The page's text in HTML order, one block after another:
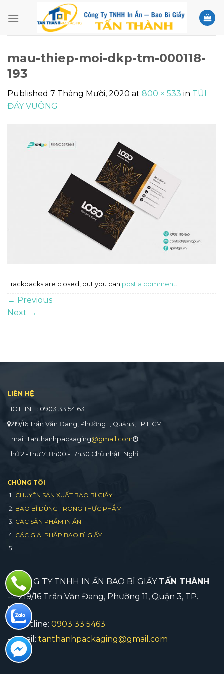
mau-thiep-moi-dkp-tm-000118-
193
Published 7 Tháng Mười, 2020 at 800 × 533 in TÚI
ĐÁY VUÔNG
Trackbacks are closed, but you can post a comment.
← Previous
Next →
LIÊN HỆ
HOTLINE : 0903 33 54 63
219/16 Trần Văn Đang, Phường11, Quận3, TP.HCM
Email: tanthanhpackaging@gmail.com
Thứ 2 - thứ 7: 8h00 - 17h30 Chủ nhật: Nghỉ
CHÚNG TÔI
CHUYÊN SẢN XUẤT BAO BÌ GIẤY
BAO BÌ DÙNG TRONG THỰC PHẨM
CÁC SẢN PHẨM IN ẤN
CÁC GIẢI PHẤP BAO BÌ GIẤY
CÔNG TY TNHH IN ẤN BAO BÌ GIẤY TẤN THÀNH
--- 219/16 Trần Văn Đang, Phường 11, Quận 3, TP.
HCM
--- Hotline: 0903 33 5463
--- mail: tanthanhpackaging@gmail.com